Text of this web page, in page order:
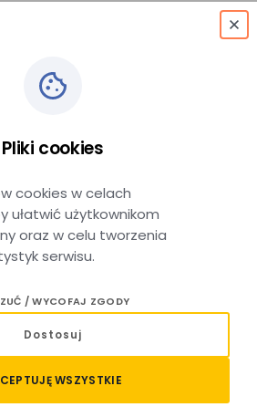
→Myślenice D.a.
Jubilat –
– sprawdź
jazdy
na trasie Kraków Jubilat –
Pliki cookies
cookies w celach
ułatwić użytkownikom
oraz w celu tworzenia
serwisu.
/ WYCOFAJ ZGODY
Dostosuj
WSZYSTKIE